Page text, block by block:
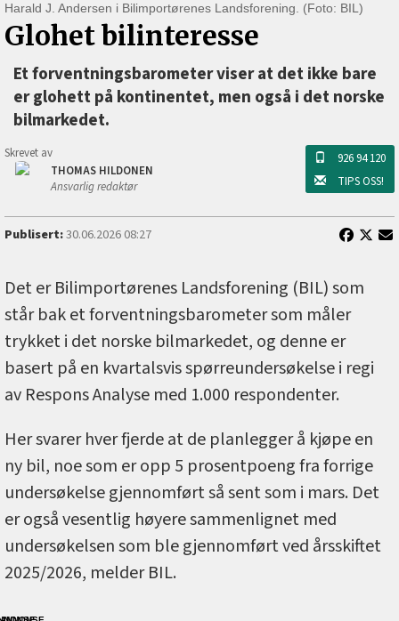
Harald J. Andersen i Bilimportørenes Landsforening. (Foto: BIL)
Glohet bilinteresse
Et forventningsbarometer viser at det ikke bare
er glohett på kontinentet, men også i det norske
bilmarkedet.
Skrevet av
THOMAS HILDONEN
Ansvarlig redaktør
926 94 120
TIPS OSS!
Publisert:30.06.2026 08:27
Det er Bilimportørenes Landsforening (BIL) som
står bak et forventningsbarometer som måler
trykket i det norske bilmarkedet, og denne er
basert på en kvartalsvis spørreundersøkelse i regi
av Respons Analyse med 1.000 respondenter.
Her svarer hver fjerde at de planlegger å kjøpe en
ny bil, noe som er opp 5 prosentpoeng fra forrige
undersøkelse gjennomført så sent som i mars. Det
er også vesentlig høyere sammenlignet med
undersøkelsen som ble gjennomført ved årsskiftet
2025/2026, melder BIL.